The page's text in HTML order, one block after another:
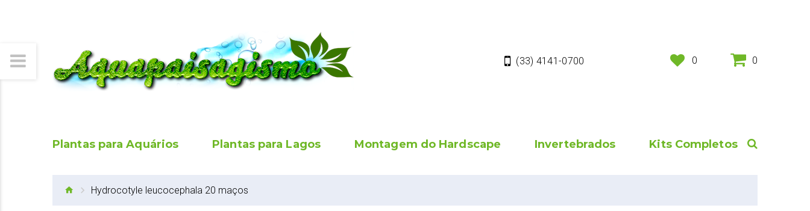
(33) 4141-0700 0 0
Plantas para Aquários Plantas para Lagos Montagem do Hardscape Invertebrados Kits Completos
Hydrocotyle leucocephala 20 maços